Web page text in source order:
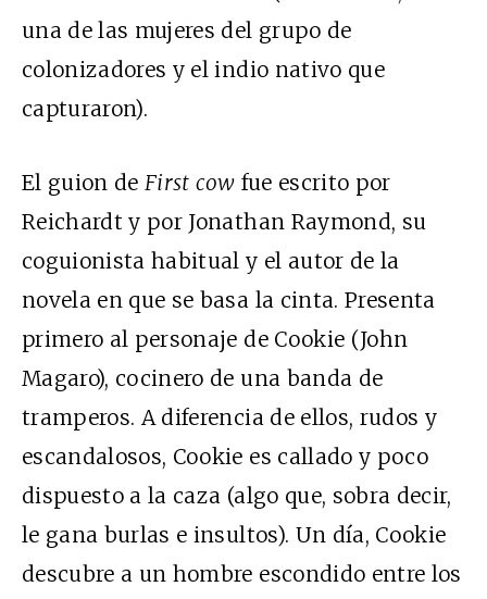
una de las mujeres del grupo de
colonizadores y el indio nativo que
capturaron).
El guion deFirst cow fue escrito por
Reichardt y por Jonathan Raymond, su
coguionista habitual y el autor de la
novela en que se basa la cinta. Presenta
primero al personaje de Cookie (John
Magaro), cocinero de una banda de
tramperos. A diferencia de ellos, rudos y
escandalosos, Cookie es callado y poco
dispuesto a la caza (algo que, sobra decir,
le gana burlas e insultos). Un día, Cookie
descubre a un hombre escondido entre los